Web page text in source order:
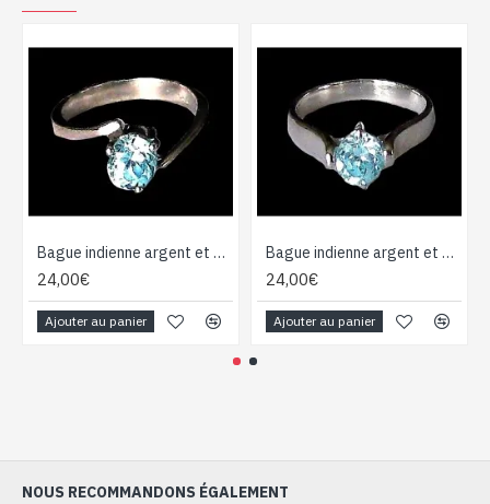
Bague indienne argent et Topaze - Bijoux indiens
24,00€
Ajouter au panier
Bague indienne argent et Topaze - Bijoux indiens
24,00€
Ajouter au panier
NOUS RECOMMANDONS ÉGALEMENT